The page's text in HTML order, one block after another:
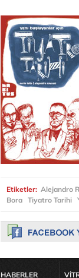
Etiketler: Alejandro
Bora Tiyatro Tarihi
HABERLER